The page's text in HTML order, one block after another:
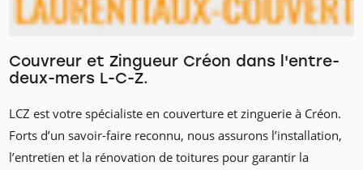
Couvreur et Zingueur Créon dans l'entre-
deux-mers L-C-Z.
LCZ est votre spécialiste en couverture et zinguerie à Créon.
Forts d’un savoir-faire reconnu, nous assurons l’installation,
l’entretien et la rénovation de toitures pour garantir la